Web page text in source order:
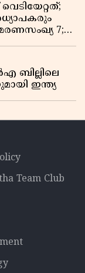
മരണസംഖ്യ 7;
ബില്ലിലെ
ഇന്ത്യ
Team Club